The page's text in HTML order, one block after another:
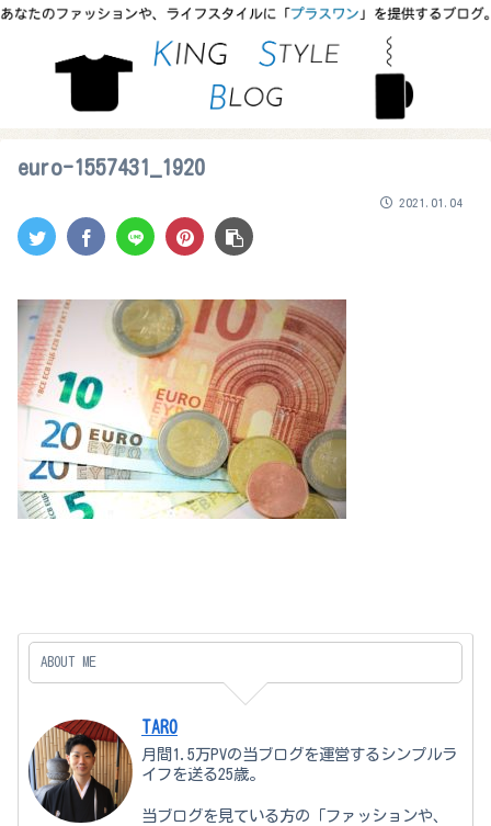
euro-1557431_1920
2021.01.04
ABOUT ME
TARO
月間1.5万PVの当ブログを運営するシンプルラ
イフを送る25歳。
当ブログを見ている方の「ファッションや、